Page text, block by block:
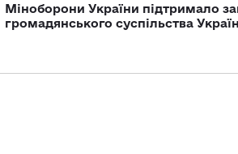
Міноборони України підтримало
громадянського суспільства